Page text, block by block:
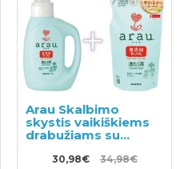
Arau Skalbimo
skystis vaikiškiems
drabužiams su
pelargonijų kvapu
1200ml + užpildas
30,98€ 34,98€